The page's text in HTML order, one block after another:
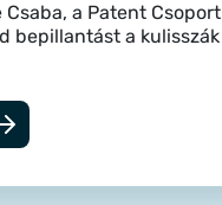
Csaba, a Patent Csoport
bepillantást a kulisszák